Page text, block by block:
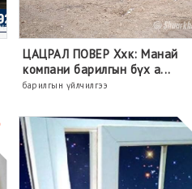
ЦАЦРАЛ ПОВЕР Ххк: Манай
компани барилгын бүх а...
барилгын үйлчилгээ